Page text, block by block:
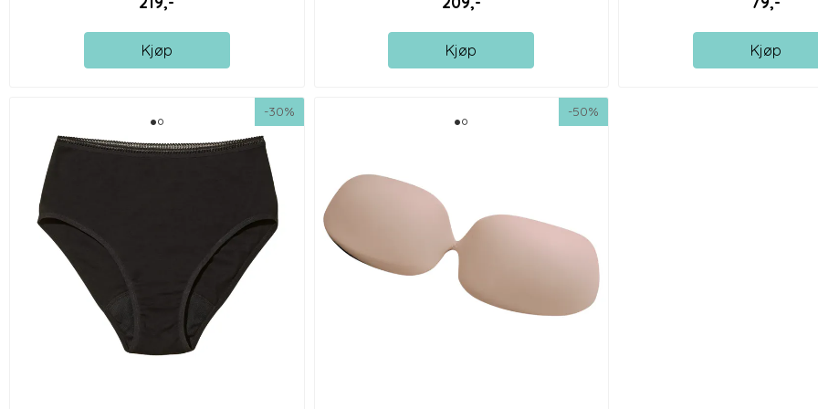
Kjøp Kjøp Kjøp
-30% -50%